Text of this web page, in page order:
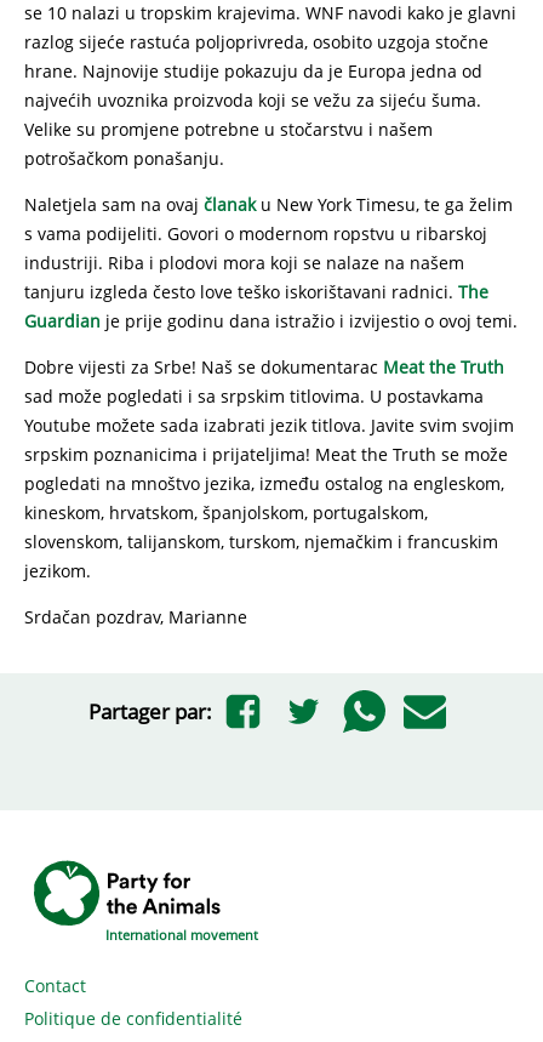
se 10 nalazi u tropskim krajevima. WNF navodi kako je glavni
razlog sijeće rastuća poljoprivreda, osobito uzgoja stočne
hrane. Najnovije studije pokazuju da je Europa jedna od
najvećih uvoznika proizvoda koji se vežu za sijeću šuma.
Velike su promjene potrebne u stočarstvu i našem
potrošačkom ponašanju.
Naletjela sam na ovaj članaku New York Timesu, te ga želim
s vama podijeliti. Govori o modernom ropstvu u ribarskoj
industriji. Riba i plodovi mora koji se nalaze na našem
tanjuru izgleda često love teško iskorištavani radnici. The
Guardian je prije godinu dana istražio i izvijestio o ovoj temi.
Dobre vijesti za Srbe! Naš se dokumentarac Meat the Truth
sad može pogledati i sa srpskim titlovima. U postavkama
Youtube možete sada izabrati jezik titlova. Javite svim svojim
srpskim poznanicima i prijateljima! Meat the Truth se može
pogledati na mnoštvo jezika, između ostalog na engleskom,
kineskom, hrvatskom, španjolskom, portugalskom,
slovenskom, talijanskom, turskom, njemačkim i francuskim
jezikom.
Srdačan pozdrav, Marianne
Partager par:
International movement
Contact
Politique de confidentialité